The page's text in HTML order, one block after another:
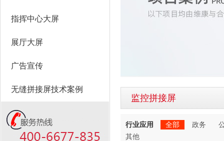
指挥中心大屏
展厅大屏
广告宣传
无缝拼接屏技术案例
监控拼接屏
行业应用 全部 政务
其他